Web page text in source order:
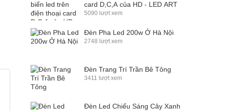
card D,C,A của HD - LED ART
5090 lượt xem
Đèn Pha Led 200w Ở Hà Nội
2748 lượt xem
Đèn Trang Trí Trần Bê Tông
3411 lượt xem
Đèn Led Chiếu Sáng Cây Xanh